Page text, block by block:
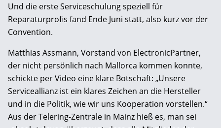
Und die erste Serviceschulung speziell für
Reparaturprofis fand Ende Juni statt, also kurz vor der
Convention.
Matthias Assmann, Vorstand von ElectronicPartner,
der nicht persönlich nach Mallorca kommen konnte,
schickte per Video eine klare Botschaft: „Unsere
Serviceallianz ist ein klares Zeichen an die Hersteller
und in die Politik, wie wir uns Kooperation vorstellen.“
Aus der Telering-Zentrale in Mainz hieß es, man sei